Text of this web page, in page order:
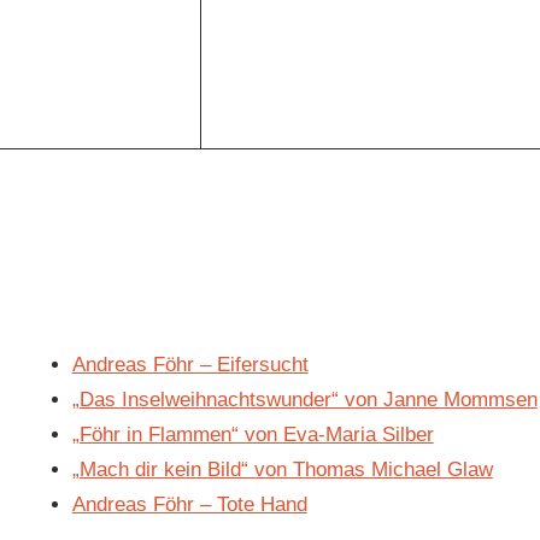
Andreas Föhr – Eifersucht
„Das Inselweihnachtswunder“ von Janne Mommsen
„Föhr in Flammen“ von Eva-Maria Silber
„Mach dir kein Bild“ von Thomas Michael Glaw
Andreas Föhr – Tote Hand